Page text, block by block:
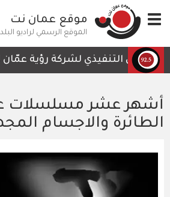
إلى
المحتوى
الرئيسي
Toggle
navigation
موقع عمان نت
الموقع الرسمي لراديو البلد
الرئيس التنفيذي لشركة رؤية عمّان
أشهر عشر مسلسلات
الطائرة والاجسام